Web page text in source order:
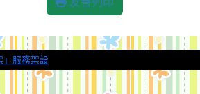
」服務架設